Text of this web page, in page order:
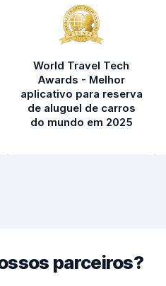
World Travel Tech
Awards - Melhor
aplicativo para reserva
de aluguel de carros
do mundo em 2025
parceiros?